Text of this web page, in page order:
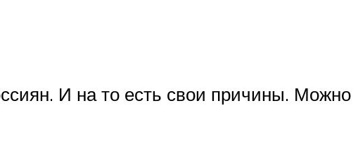
И на то есть свои причины. Можно